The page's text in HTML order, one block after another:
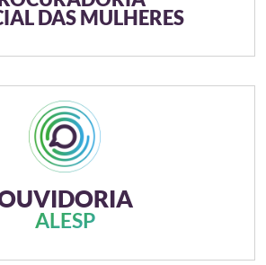
DAS MULHERES
ALESP